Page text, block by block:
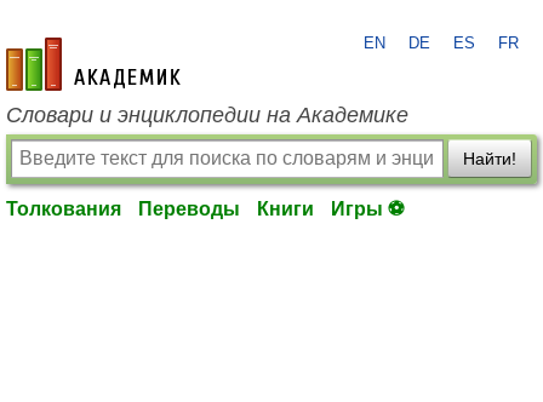
academic.ru
EN DE ES FR
Словари и энциклопедии на Академике
Найти!
Толкования Переводы Книги Игры ⚽